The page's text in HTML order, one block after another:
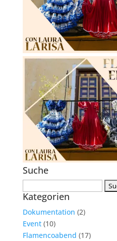
Suche
nach:
Kategorien
Dokumentation (2)
Event(10)
Flamencoabend (17)